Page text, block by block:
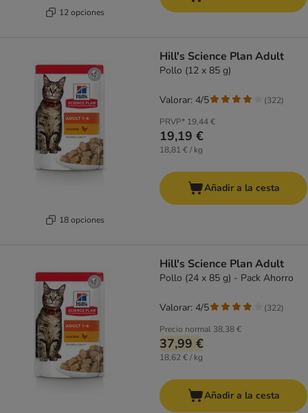
12 opciones
18 opciones
Hill's Science Plan Adult
Pollo (12 x 85 g)
PRVP* 19,44 €
19,19 €
18,81 € / kg
Valorar: 4/5 (322)
Añadir a la cesta
Hill's Science Plan Adult
Pollo (24 x 85 g) - Pack Ahorro
Precio normal 38,38 €
37,99 €
18,62 € / kg
Valorar: 4/5 (322)
Añadir a la cesta